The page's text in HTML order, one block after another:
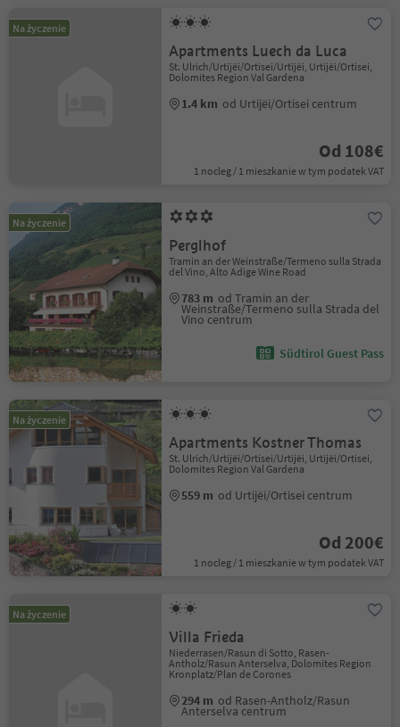
Na życzenie
Apartments Luech da Luca
St. Ulrich/Urtijëi/Ortisei/Urtijëi, Urtijëi/Ortisei,
Dolomites Region Val Gardena
1.4 km od Urtijëi/Ortisei centrum
Od 108€
1 nocleg / 1 mieszkanie w tym podatek VAT
Na życzenie
Perglhof
Tramin an der Weinstraße/Termeno sulla Strada
del Vino, Alto Adige Wine Road
783 m od Tramin an der
Weinstraße/Termeno sulla Strada del
Vino centrum
Südtirol Guest Pass
Na życzenie
Apartments Kostner Thomas
St. Ulrich/Urtijëi/Ortisei/Urtijëi, Urtijëi/Ortisei,
Dolomites Region Val Gardena
559 m od Urtijëi/Ortisei centrum
Od 200€
1 nocleg / 1 mieszkanie w tym podatek VAT
Na życzenie
Villa Frieda
Niederrasen/Rasun di Sotto, Rasen-
Antholz/Rasun Anterselva, Dolomites Region
Kronplatz/Plan de Corones
294 m od Rasen-Antholz/Rasun
Anterselva centrum